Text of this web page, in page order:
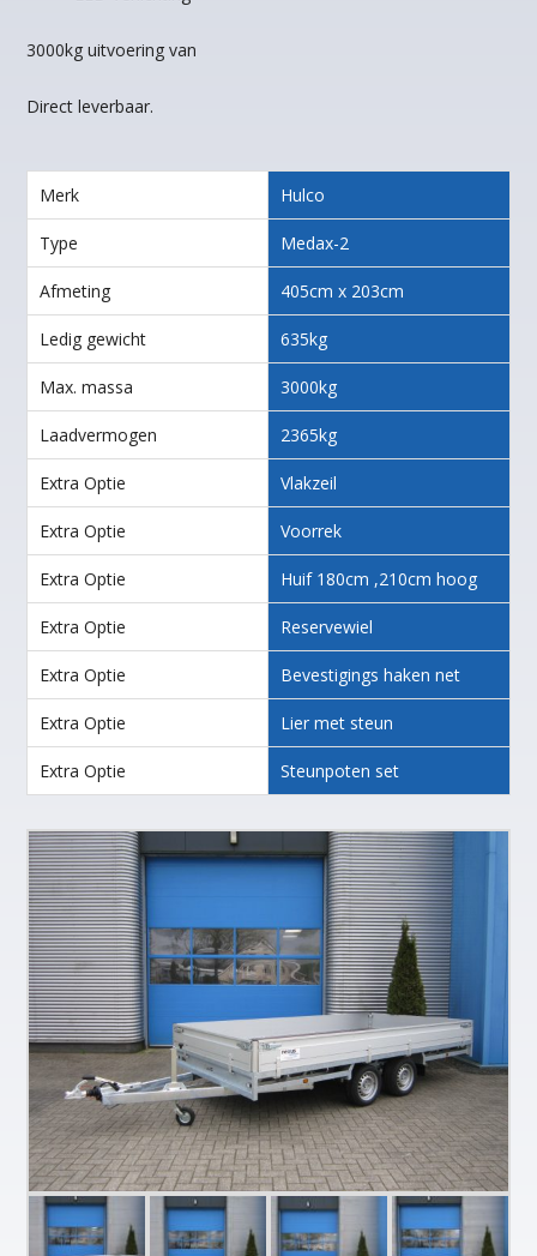
3000kg uitvoering van
Direct leverbaar.
Merk Hulco
Type Medax-2
Afmeting 405cm x 203cm
Ledig gewicht 635kg
Max. massa 3000kg
Laadvermogen 2365kg
Extra Optie Vlakzeil
Extra Optie Voorrek
Extra Optie Huif 180cm ,210cm hoog
Extra Optie Reservewiel
Extra Optie Bevestigings haken net
Extra Optie Lier met steun
Extra Optie Steunpoten set